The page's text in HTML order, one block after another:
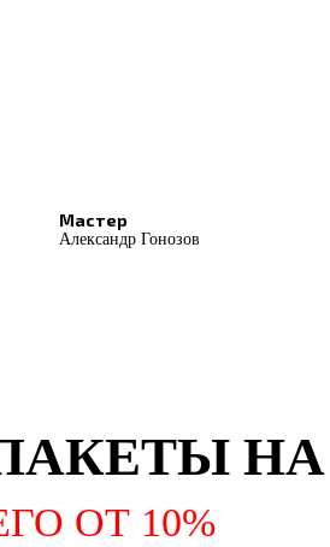
Мастер
Александр Гонозов
НА
ОТ 10%